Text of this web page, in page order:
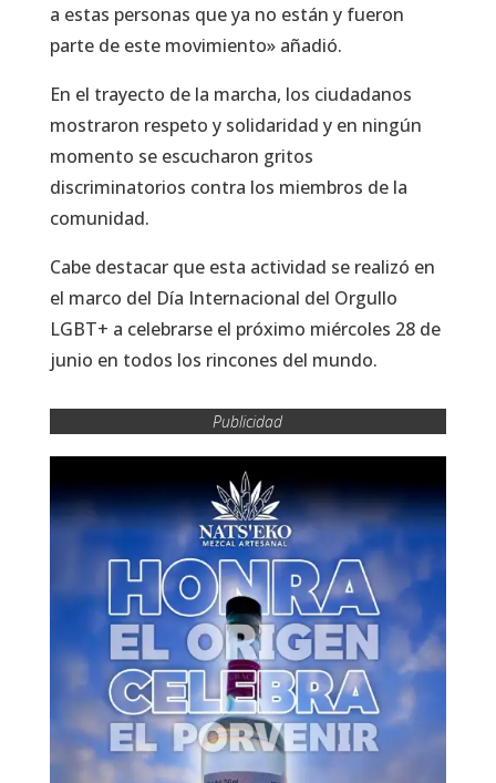
a estas personas que ya no están y fueron
parte de este movimiento» añadió.
En el trayecto de la marcha, los ciudadanos
mostraron respeto y solidaridad y en ningún
momento se escucharon gritos
discriminatorios contra los miembros de la
comunidad.
Cabe destacar que esta actividad se realizó en
el marco del Día Internacional del Orgullo
LGBT+ a celebrarse el próximo miércoles 28 de
junio en todos los rincones del mundo.
Publicidad